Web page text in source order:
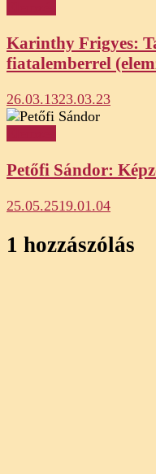
Karinthy Frigyes:
fiatalemberrel
26.03.1323.03.23
Petőfi Sándor:
25.05.2519.01.04
1 hozzászólás